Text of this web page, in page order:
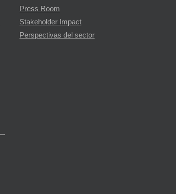
Press Room
Stakeholder Impact
Perspectivas del sector